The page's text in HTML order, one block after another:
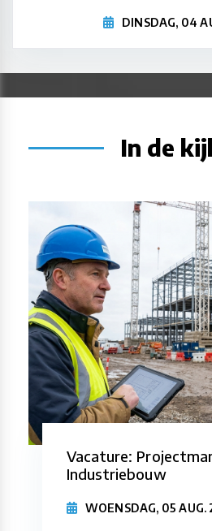
DINSDAG, 04
In de
Vacature:
Industriebouw
WOENSDAG, 05 AUG.